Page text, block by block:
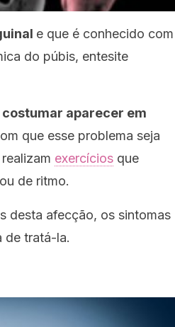
e que é conhecido com
do púbis, entesite
aparecer em
que esse problema seja
exercícios que
de ritmo.
desta afecção, os sintomas
de tratá-la.